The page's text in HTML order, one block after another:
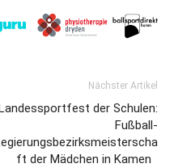
Nächster Artikel
Landessportfest der Schulen:
Fußball-
ft der Mädchen in Kamen